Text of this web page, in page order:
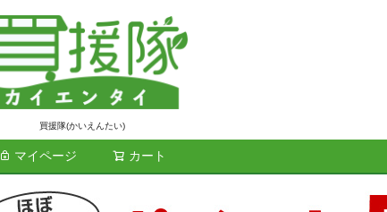
買援隊(かいえんたい)
マイページ カート
検索